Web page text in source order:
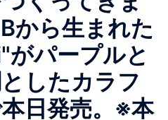
から生まれた
パープルと
したカラフ
日発売。※本